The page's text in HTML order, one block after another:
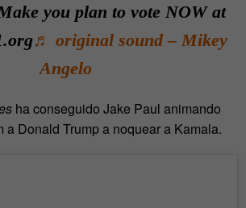
you plan to vote NOW at
♬ original sound – Mikey
Angelo
ha conseguido Jake Paul animando
a Donald Trump a noquear a Kamala.